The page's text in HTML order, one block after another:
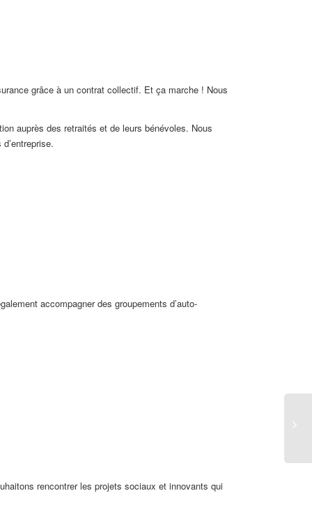
grâce à un contrat collectif. Et ça marche ! Nous
auprès des retraités et de leurs bénévoles. Nous
accompagner des groupements d’auto-
rencontrer les projets sociaux et innovants qui